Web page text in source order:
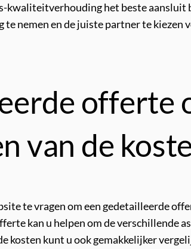
kwaliteitverhouding het beste
nemen en de juiste partner te
offerte
van de
te vragen om een gedetailleerde
kan u helpen om de verschillende
kunt u ook gemakkelijker